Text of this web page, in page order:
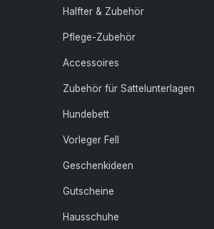
Halfter & Zubehör
Pflege-Zubehör
Accessoires
Zubehör für Sattelunterlagen
Hundebett
Vorleger Fell
Geschenkideen
Gutscheine
Hausschuhe